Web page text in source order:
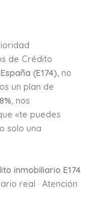
de Crédito
(E174) , no
un plan de
, nos
«te puedes
solo una
inmobiliario E174
real · Atención